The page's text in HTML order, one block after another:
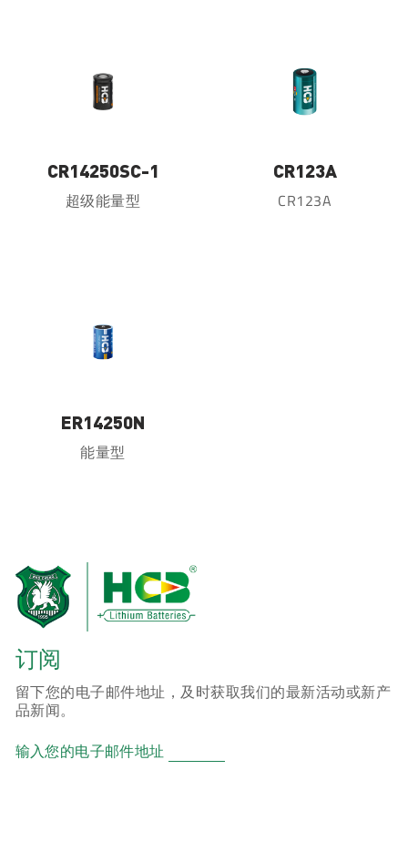
CR14250SC-1
超级能量型
CR123A
CR123A
ER14250N
能量型
订阅
留下您的电子邮件地址，及时获取我们的最新活动或新产
品新闻。
输入您的电子邮件地址